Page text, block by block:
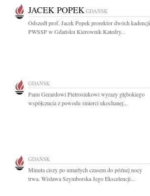
JACEK POPEK GDAŃSK
Odszedł prof. Jacek Popek prorektor dwóch kadencji
PWSSP w Gdańsku Kierownik Katedry...
GDAŃSK
Panu Gerardowi Pietrosiukowi wyrazy głębokiego
współczucia z powodu śmierci ukochanej...
GDAŃSK
Minuta ciszy po umarłych czasem do późnej nocy
trwa. Wisława Szymborska Jego Ekscelencji...